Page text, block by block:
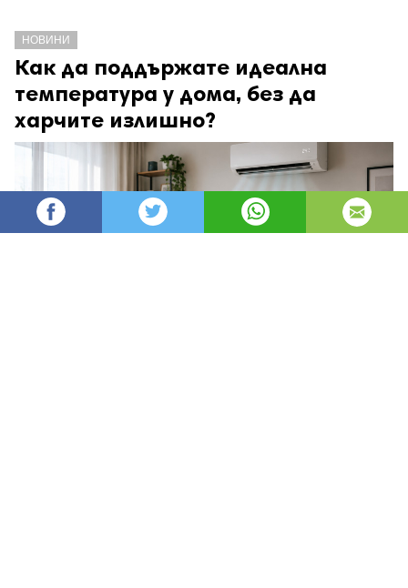
НОВИНИ
Как да поддържате идеална
температура у дома, без да
харчите излишно?